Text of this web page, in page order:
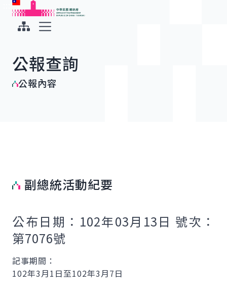
跳到主要內容
中華民國總統府
公報查詢
公報內容
副總統活動紀要
公布日期：102年03月13日 號次：
第7076號
記事期間：
102年3月1日至102年3月7日